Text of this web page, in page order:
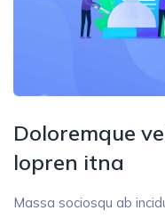
Doloremque
lopren itna
Massa sociosqu ab